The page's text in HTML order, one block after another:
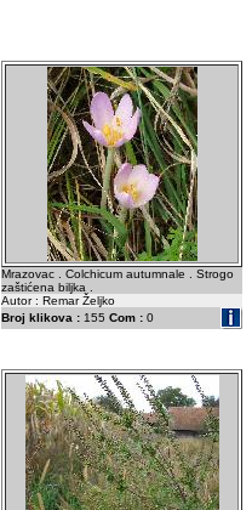
Mrazovac . Colchicum autumnale . Strogo
zaštićena biljka .
Autor : Remar Željko
Broj klikova : 155 Com : 0